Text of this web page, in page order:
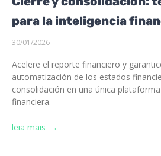
para la inteligencia
30/01/2026
Acelere el reporte financiero y
automatización de los estados
consolidación en una única
financiera.
leia mais